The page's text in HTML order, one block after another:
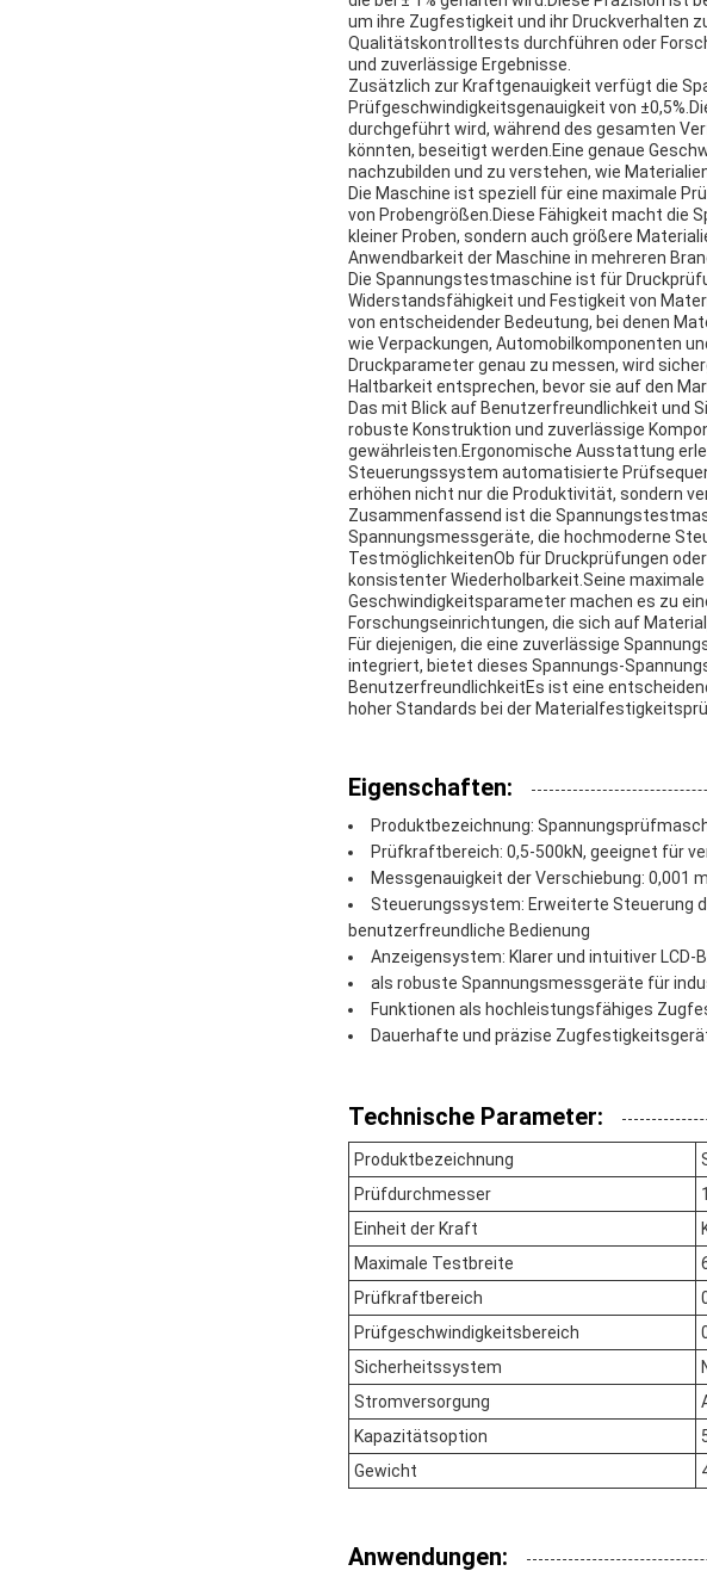
um ihre Zugfestigkeit und ihr Druckverhalten
Qualitätskontrolltests durchführen oder
und zuverlässige Ergebnisse.
Zusätzlich zur Kraftgenauigkeit verfügt die
Prüfgeschwindigkeitsgenauigkeit von
durchgeführt wird, während des gesamten
könnten, beseitigt werden.Eine genaue
nachzubilden und zu verstehen, wie
Die Maschine ist speziell für eine maximale
von Probengrößen.Diese Fähigkeit macht die
kleiner Proben, sondern auch größere
Anwendbarkeit der Maschine in mehreren
Die Spannungstestmaschine ist für
Widerstandsfähigkeit und Festigkeit von
von entscheidender Bedeutung, bei denen
wie Verpackungen, Automobilkomponenten
Druckparameter genau zu messen, wird
Haltbarkeit entsprechen, bevor sie auf den
Das mit Blick auf Benutzerfreundlichkeit und
robuste Konstruktion und zuverlässige
gewährleisten.Ergonomische Ausstattung
Steuerungssystem automatisierte
erhöhen nicht nur die Produktivität, sondern
Zusammenfassend ist die
Spannungsmessgeräte, die hochmoderne
TestmöglichkeitenOb für Druckprüfungen
konsistenter Wiederholbarkeit.Seine
Geschwindigkeitsparameter machen es zu
Forschungseinrichtungen, die sich auf
Für diejenigen, die eine zuverlässige
integriert, bietet dieses Spannungs-
BenutzerfreundlichkeitEs ist eine
hoher Standards bei der
Eigenschaften:
Produktbezeichnung:
Prüfkraftbereich: 0,5-500kN, geeignet für
Messgenauigkeit der Verschiebung: 0,001
Steuerungssystem: Erweiterte Steuerung
benutzerfreundliche Bedienung
Anzeigensystem: Klarer und intuitiver
als robuste Spannungsmessgeräte für
Funktionen als hochleistungsfähiges
Dauerhafte und präzise
Technische Parameter:
Produktbezeichnung
Prüfdurchmesser
Einheit der Kraft
Maximale Testbreite
Prüfkraftbereich
Prüfgeschwindigkeitsbereich
Sicherheitssystem
Stromversorgung
Kapazitätsoption
Gewicht
Anwendungen: